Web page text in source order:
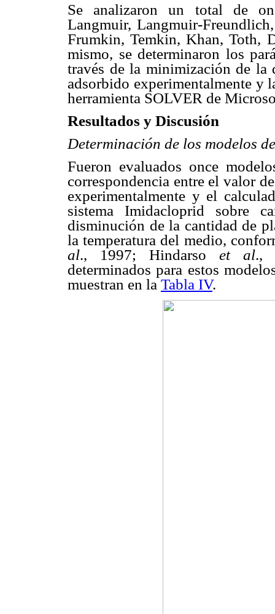
Se analizaron un total de
Langmuir, Langmuir-
Frumkin, Temkin, Khan, Toth,
mismo, se determinaron los
través de la minimización de la
adsorbido experimentalmente y
herramienta SOLVER de
Resultados y Discusión
Determinación de los modelos
Fueron evaluados once
correspondencia entre el valor
experimentalmente y el
sistema Imidacloprid sobre
disminución de la cantidad de
la temperatura del medio,
al., 1997; Hindarso et al.,
determinados para estos
muestran en la Tabla IV.